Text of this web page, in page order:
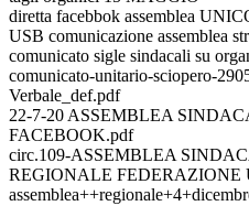
diretta facebbok assemblea
USB comunicazione assemblea
comunicato sigle sindacali su
comunicato-unitario-sciopero-
Verbale_def.pdf
22-7-20 ASSEMBLEA
FACEBOOK.pdf
circ.109-ASSEMBLEA
REGIONALE FEDERAZIONE